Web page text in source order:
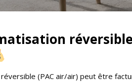
(PAC air/air) peut être